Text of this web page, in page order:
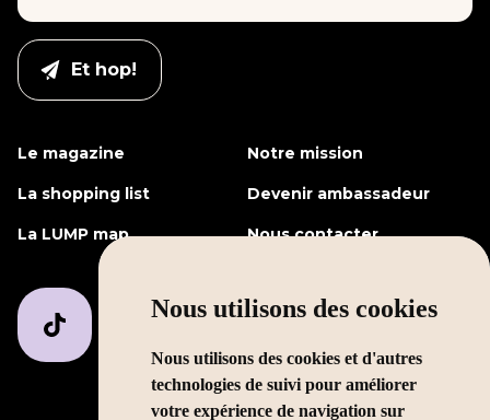
Nous utilisons des cookies
Nous utilisons des cookies et d'autres
technologies de suivi pour améliorer
votre expérience de navigation sur
Le magazine Notre mission
La shopping list Devenir ambassadeur
La LUMP map Nous contacter